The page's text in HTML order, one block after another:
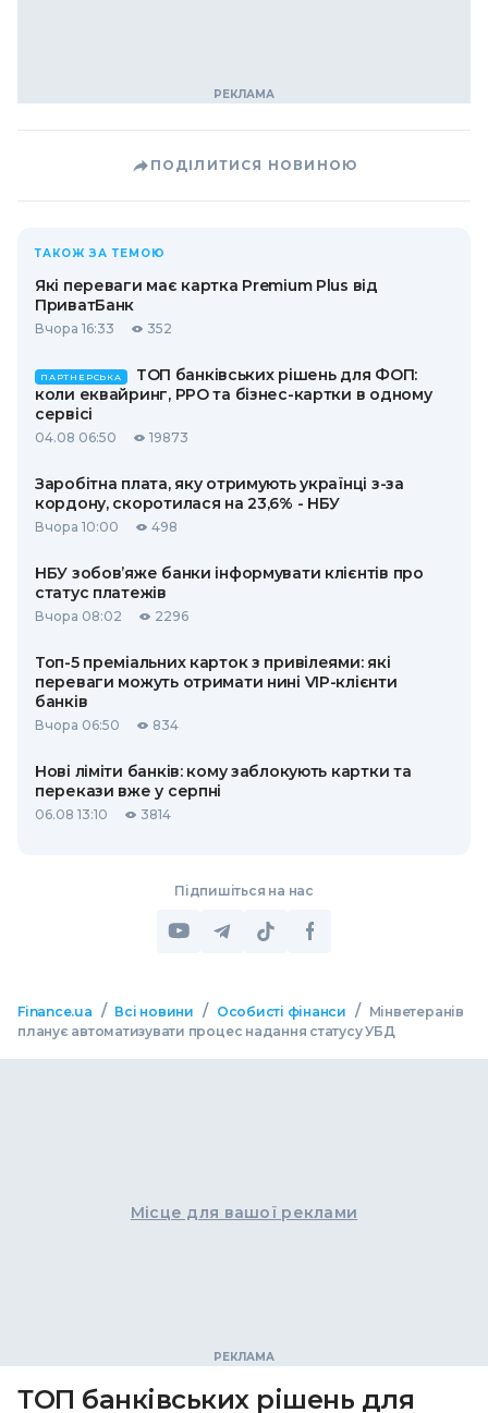
ПОДІЛИТИСЯ НОВИНОЮ
ТАКОЖ ЗА ТЕМОЮ
Які переваги має картка Premium Plus від
ПриватБанк
Вчора 16:33 352
ПАРТНЕРСЬКА
ТОП банківських рішень для ФОП:
коли еквайринг, РРО та бізнес-картки в одному
сервісі
04.08 06:50 19873
Заробітна плата, яку отримують українці з-за
кордону, скоротилася на 23,6% - НБУ
Вчора 10:00 498
НБУ зобов’яже банки інформувати клієнтів про
статус платежів
Вчора 08:02 2296
Топ-5 преміальних карток з привілеями: які
переваги можуть отримати нині VIP-клієнти
банків
Вчора 06:50 834
Нові ліміти банків: кому заблокують картки та
перекази вже у серпні
06.08 13:10 3814
Підпишіться на нас
Finance.ua / Всі новини / Особисті фінанси /
Мінветеранів
планує автоматизувати процес надання статусу УБД
Місце для вашої реклами
ТОП банківських рішень для